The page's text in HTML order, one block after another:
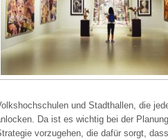
und Stadthallen, die
Da ist es wichtig bei der
vorzugehen, die dafür sorgt,